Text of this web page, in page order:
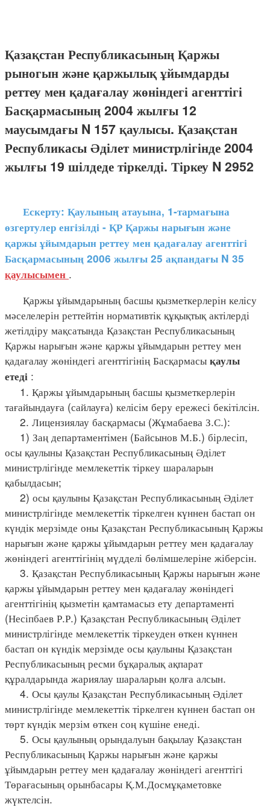
Қазақстан Республикасының Қаржы
рыногын және қаржылық ұйымдарды
реттеу мен қадағалау жөніндегі агенттігі
Басқармасының 2004 жылғы 12
маусымдағы N 157 қаулысы. Қазақстан
Республикасы Әділет министрлігінде 2004
жылғы 19 шілдеде тіркелді. Тіркеу N 2952
Ескерту: Қаулының атауына, 1-тармағына
өзгертулер енгізілді - ҚР Қаржы нарығын және
қаржы ұйымдарын реттеу мен қадағалау агенттігі
Басқармасының 2006 жылғы 25 ақпандағы N 35
қаулысымен .
Қаржы ұйымдарының басшы қызметкерлерін келісу
мәселелерін реттейтін нормативтік құқықтық актілерді
жетілдіру мақсатында Қазақстан Республикасының
Қаржы нарығын және қаржы ұйымдарын реттеу мен
қадағалау жөніндегі агенттігінің Басқармасы қаулы
етеді :
1. Қаржы ұйымдарының басшы қызметкерлерін
тағайындауға (сайлауға) келісім беру ережесі бекітілсін.
2. Лицензиялау басқармасы (Жұмабаева З.С.):
1) Заң департаментімен (Байсынов М.Б.) бірлесіп,
осы қаулыны Қазақстан Республикасының Әділет
министрлігінде мемлекеттік тіркеу шараларын
қабылдасын;
2) осы қаулыны Қазақстан Республикасының Әділет
министрлігінде мемлекеттік тіркелген күннен бастап он
күндік мерзімде оны Қазақстан Республикасының Қаржы
нарығын және қаржы ұйымдарын реттеу мен қадағалау
жөніндегі агенттігінің мүдделі бөлімшелеріне жіберсін.
3. Қазақстан Республикасының Қаржы нарығын және
қаржы ұйымдарын реттеу мен қадағалау жөніндегі
агенттігінің қызметін қамтамасыз ету департаменті
(Несіпбаев Р.Р.) Қазақстан Республикасының Әділет
министрлігінде мемлекеттік тіркеуден өткен күннен
бастап он күндік мерзімде осы қаулыны Қазақстан
Республикасының ресми бұқаралық ақпарат
құралдарында жариялау шараларын қолға алсын.
4. Осы қаулы Қазақстан Республикасының Әділет
министрлігінде мемлекеттік тіркелген күннен бастап он
төрт күндік мерзім өткен соң күшіне енеді.
5. Осы қаулының орындалуын бақылау Қазақстан
Республикасының Қаржы нарығын және қаржы
ұйымдарын реттеу мен қадағалау жөніндегі агенттігі
Төрағасының орынбасары Қ.М.Досмұқаметовке
жүктелсін.